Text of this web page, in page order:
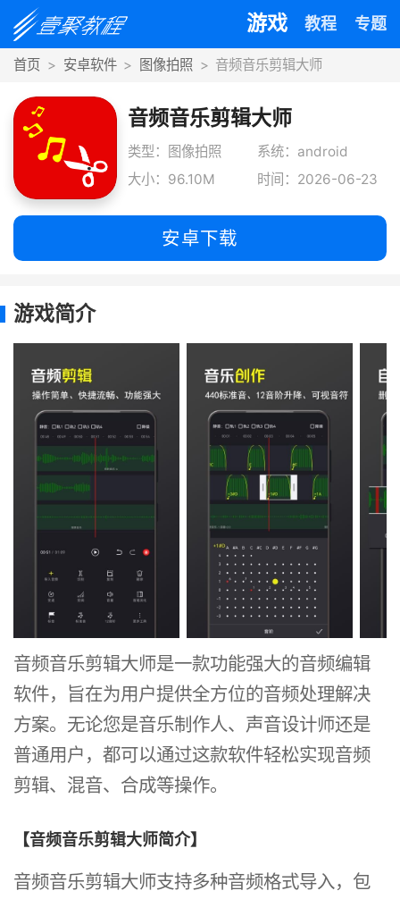
游戏 教程 专题
首页 安卓软件 图像拍照 音频音乐剪辑大师
音频音乐剪辑大师
类型：图像拍照
系统：android
大小：96.10M
时间：2026-06-23
安卓下载
游戏简介
音频音乐剪辑大师是一款功能强大的音频编辑
软件，旨在为用户提供全方位的音频处理解决
方案。无论您是音乐制作人、声音设计师还是
普通用户，都可以通过这款软件轻松实现音频
剪辑、混音、合成等操作。
【音频音乐剪辑大师简介】
音频音乐剪辑大师支持多种音频格式导入，包